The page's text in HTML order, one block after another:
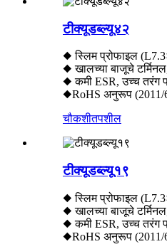
टीक्यूडब्ल्यू४२
◆ स्लिम प्रोफाइल
◆ खालच्या बाजूचे
◆ कमी ESR, उच्च तरंग
◆RoHS अनुरूप (2011/
चौकशीतपशील
टीक्यूडब्ल्यू१९
◆ स्लिम प्रोफाइल
◆ खालच्या बाजूचे
◆ कमी ESR, उच्च तरंग
◆RoHS अनुरूप (2011/